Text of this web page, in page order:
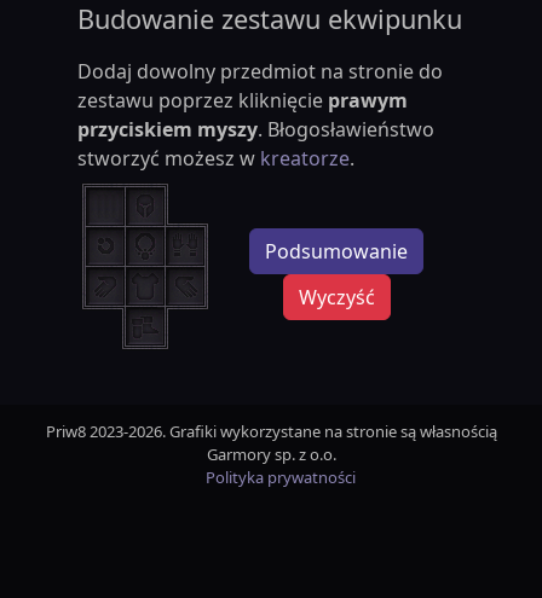
Budowanie zestawu ekwipunku
Dodaj dowolny przedmiot na stronie do
zestawu poprzez kliknięcie prawym
przyciskiem myszy. Błogosławieństwo
stworzyć możesz w kreatorze.
Podsumowanie
Wyczyść
Priw8 2023-2026. Grafiki wykorzystane na stronie są własnością
Garmory sp. z o.o.
Polityka prywatności